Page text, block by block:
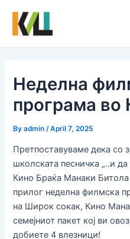
content
Неделна
програма во
Byadmin /April 7, 2025
Претпоставуваме дека со
школската песничка „..и
Кино Браќа Манаки
прилог неделна филмска
на Широк сокак, Кино
семејниот пакет кој ви
добиете 4 влезници!
navigation